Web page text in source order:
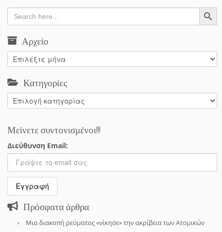
Search
for:
Search Button
Αρχείο
Αρχείο
Κατηγορίες
Κατηγορίες
Μείνετε συντονισμένοι!!!
Διεύθυνση Email:
Πρόσφατα άρθρα
Μια διακοπή ρεύματος «νίκησε» την ακρίβεια των Ατομικών